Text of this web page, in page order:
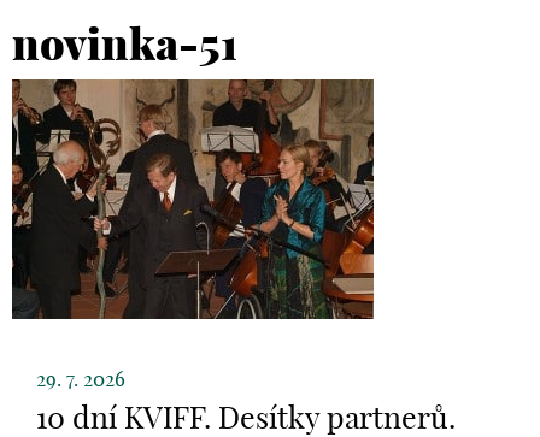
KONTAKTY
OBCHOD
KOŠÍK
EN
novinka-51
29. 7. 2026
10 dní KVIFF. Desítky partnerů.